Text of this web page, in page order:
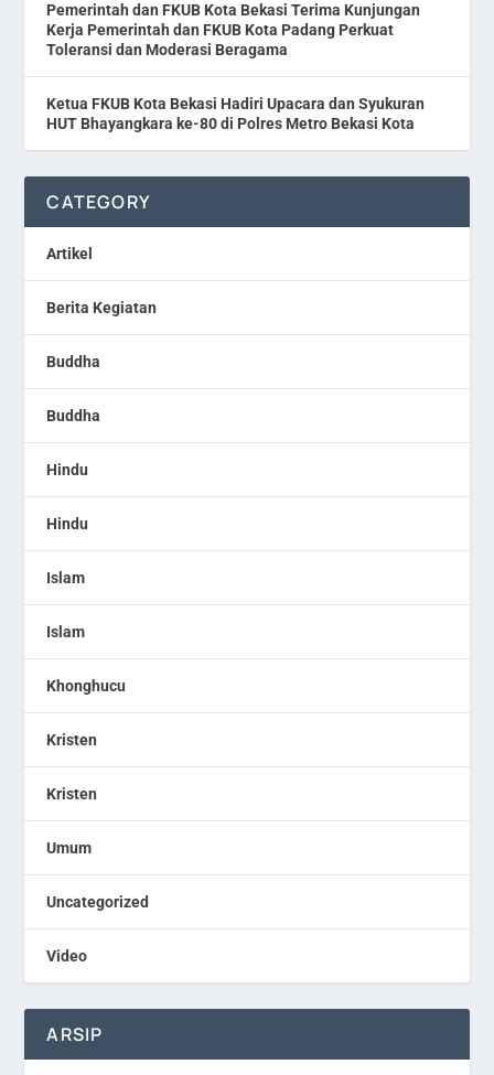
Pemerintah dan FKUB Kota Bekasi Terima Kunjungan
Kerja Pemerintah dan FKUB Kota Padang Perkuat
Toleransi dan Moderasi Beragama
Ketua FKUB Kota Bekasi Hadiri Upacara dan Syukuran
HUT Bhayangkara ke-80 di Polres Metro Bekasi Kota
CATEGORY
Artikel
Berita Kegiatan
Buddha
Buddha
Hindu
Hindu
Islam
Islam
Khonghucu
Kristen
Kristen
Umum
Uncategorized
Video
ARSIP